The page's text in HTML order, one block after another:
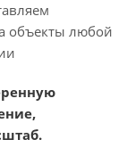
объекты любой